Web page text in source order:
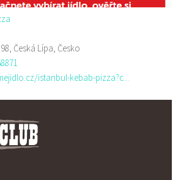
Česká Lípa, Česko
istanbul-kebab-pizza?c...